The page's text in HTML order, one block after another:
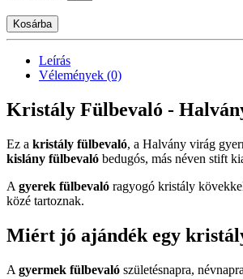
Kosárba
Leírás
Vélemények (0)
Kristály Fülbevaló -
Ez a kristály fülbevaló, a Halvány virág
kislány fülbevaló bedugós, más néven stift
A gyerek fülbevaló ragyogó kristály
közé tartoznak.
Miért jó ajándék egy
A gyermek fülbevaló születésnapra,